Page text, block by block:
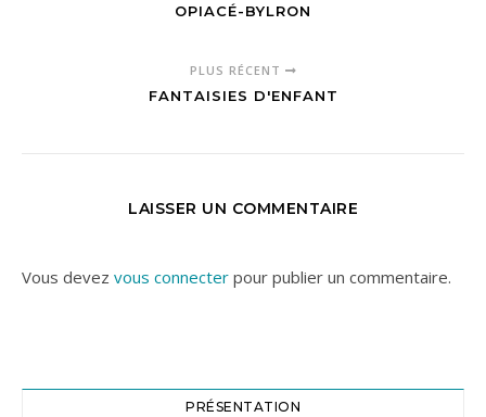
OPIACÉ-BYLRON
PLUS RÉCENT
FANTAISIES D'ENFANT
LAISSER UN COMMENTAIRE
Vous devez vous connecter pour publier un commentaire.
PRÉSENTATION